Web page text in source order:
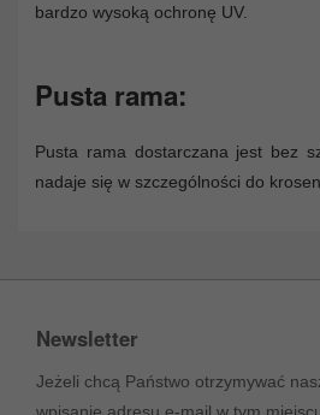
bardzo wysoką ochronę UV.
Pusta rama:
Pusta rama dostarczana jest bez
nadaje się w szczególności do
Newsletter
Jeżeli chcą Państwo otrzymywać